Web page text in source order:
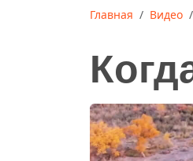
Главная Видео